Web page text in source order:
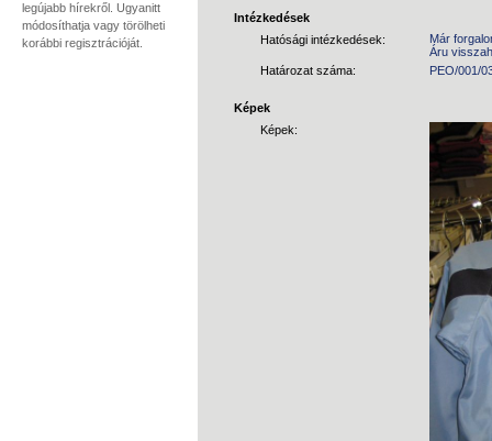
legújabb hírekről. Ugyanitt
módosíthatja vagy törölheti
korábbi regisztrációját.
Intézkedések
Hatósági intézkedések:
Már
Áru
Határozat száma:
PEO/001/
Képek
Képek: